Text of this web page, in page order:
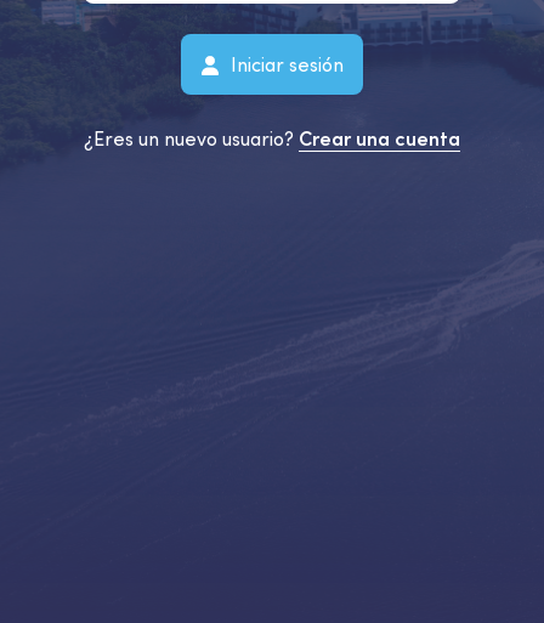
Iniciar sesión
¿Eres un nuevo usuario? Crear una cuenta